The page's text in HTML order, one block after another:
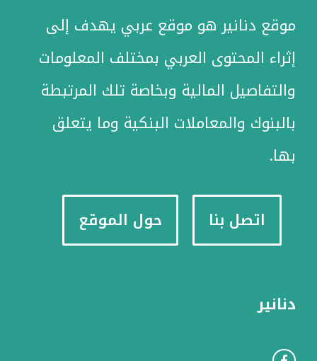
موقع دنانير هو موقع عربي يهدف إلى
إثراء المحتوى العربي بمختلف المعلومات
والتفاصيل المالية وبخاصة تلك المرتبطة
بالبنوك والمعاملات البنكية وما يتعلق
بها.
اتصل بنا حول الموقع
دنانير